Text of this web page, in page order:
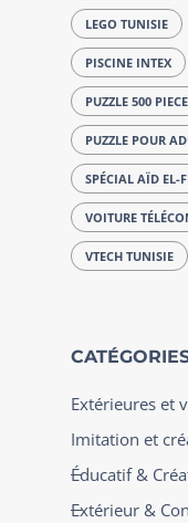
LEGO TUNISIE
PISCINE INTEX
PUZZLE 500
PUZZLE POUR
SPÉCIAL AÏD EL-
VOITURE
VTECH TUNISIE
Extérieures et
Imitation et
Éducatif &
Extérieur &